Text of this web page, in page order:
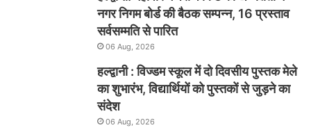
नगर निगम बोर्ड की बैठक सम्पन्न, 16 प्रस्ताव
सर्वसम्मति से पारित
06 Aug, 2026
हल्द्वानी : विज्डम स्कूल में दो दिवसीय पुस्तक मेले
का शुभारंभ, विद्यार्थियों को पुस्तकों से जुड़ने का
संदेश
06 Aug, 2026